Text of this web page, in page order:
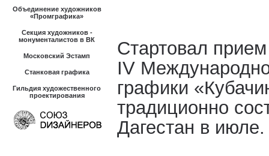
Объединение художников
«Промграфика»
Секция художников -
монументалистов в ВК
Московский Эстамп
Станковая графика
Гильдия художественного
проектирования
Стартовал
IV
графики
традиционно
Дагестан в июле.